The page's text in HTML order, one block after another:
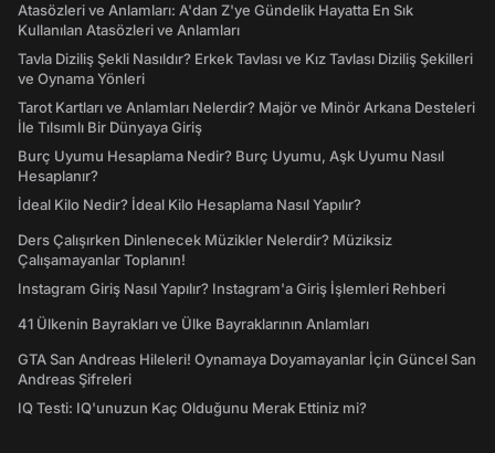
Atasözleri ve Anlamları: A'dan Z'ye Gündelik Hayatta En Sık
Kullanılan Atasözleri ve Anlamları
Tavla Diziliş Şekli Nasıldır? Erkek Tavlası ve Kız Tavlası Diziliş Şekilleri
ve Oynama Yönleri
Tarot Kartları ve Anlamları Nelerdir? Majör ve Minör Arkana Desteleri
İle Tılsımlı Bir Dünyaya Giriş
Burç Uyumu Hesaplama Nedir? Burç Uyumu, Aşk Uyumu Nasıl
Hesaplanır?
İdeal Kilo Nedir? İdeal Kilo Hesaplama Nasıl Yapılır?
Ders Çalışırken Dinlenecek Müzikler Nelerdir? Müziksiz
Çalışamayanlar Toplanın!
Instagram Giriş Nasıl Yapılır? Instagram'a Giriş İşlemleri Rehberi
41 Ülkenin Bayrakları ve Ülke Bayraklarının Anlamları
GTA San Andreas Hileleri! Oynamaya Doyamayanlar İçin Güncel San
Andreas Şifreleri
IQ Testi: IQ'unuzun Kaç Olduğunu Merak Ettiniz mi?